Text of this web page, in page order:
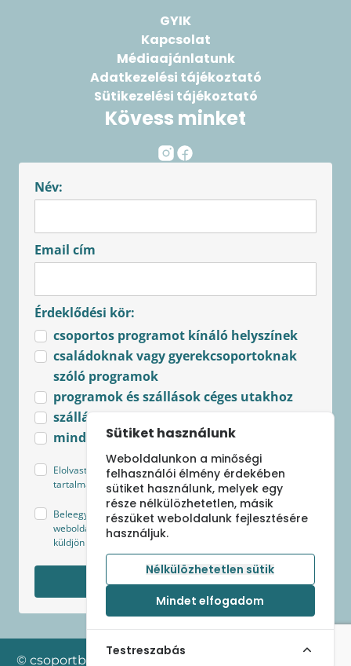
GYIK
Kapcsolat
Médiaajánlatunk
Adatkezelési tájékoztató
Sütikezelési tájékoztató
Kövess minket
Név:
Email cím
Érdeklődési kör:
csoportos programot kínáló helyszínek
családoknak vagy gyerekcsoportoknak
szóló programok
programok és szállások céges utakhoz
szállások csoportoknak
minden újdonság
Elolvastam és elfogadom az Adatkezelési tájékoztató
tartalmát.
Beleegyezek, hogy Sápi Szilvia - csoportbanutazunk.hu
weboldal az általam megjelölt kategóriákban hírlevelet
küldjön a legfrissebb ajánlatokról és aktuális hírekről.
Feliratkozom
© csoportban utazunk 2024 Minden jog fenntartva
Sütiket használunk
Weboldalunkon a minőségi
felhasználói élmény érdekében
sütiket használunk, melyek egy
része nélkülözhetetlen, másik
részüket weboldalunk fejlesztésére
használjuk.
Nélkülözhetetlen sütik
Mindet elfogadom
Testreszabás